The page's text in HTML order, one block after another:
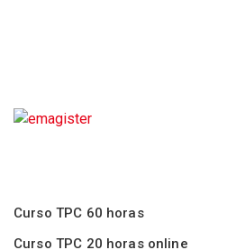
Curso TPC 60 horas
Curso TPC 20 horas online